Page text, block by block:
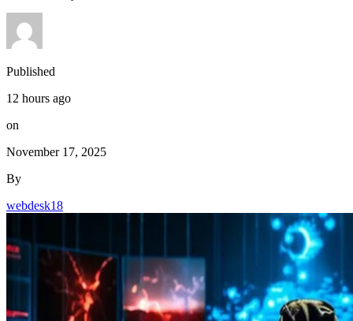
Published
12 hours ago
on
November 17, 2025
By
webdesk18